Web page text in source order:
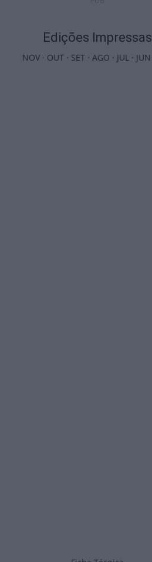
Edições Impressas
NOV· OUT· SET· AGO · JUL· JUN